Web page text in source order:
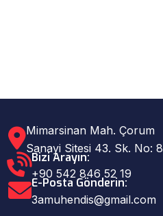
Mimarsinan Mah. Çorum
Sanayi Sitesi 43. Sk. No: 8
Bizi Arayın:
+90 542 846 52 19
E-Posta Gönderin:
3amuhendis@gmail.com